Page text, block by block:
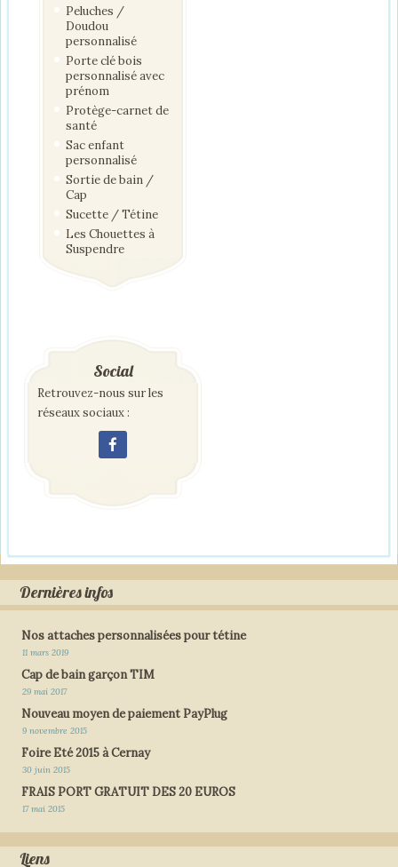
Peluches /
Doudou
personnalisé
Porte clé bois
personnalisé avec
prénom
Protège-carnet de
santé
Sac enfant
personnalisé
Sortie de bain /
Cap
Sucette / Tétine
Les Chouettes à
Suspendre
Social
Retrouvez-nous sur les
réseaux sociaux :
Dernières infos
Nos attaches personnalisées pour tétine
11 mars 2019
Cap de bain garçon TIM
29 mai 2017
Nouveau moyen de paiement PayPlug
9 novembre 2015
Foire Eté 2015 à Cernay
30 juin 2015
FRAIS PORT GRATUIT DES 20 EUROS
17 mai 2015
Liens